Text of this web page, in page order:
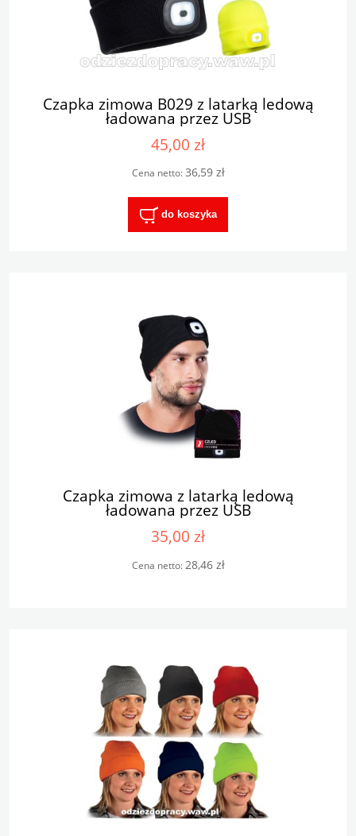
Czapka zimowa B029 z latarką ledową
ładowana przez USB
45,00 zł
Cena netto:36,59 zł
do koszyka
Czapka zimowa z latarką ledową
ładowana przez USB
35,00 zł
Cena netto: 28,46 zł